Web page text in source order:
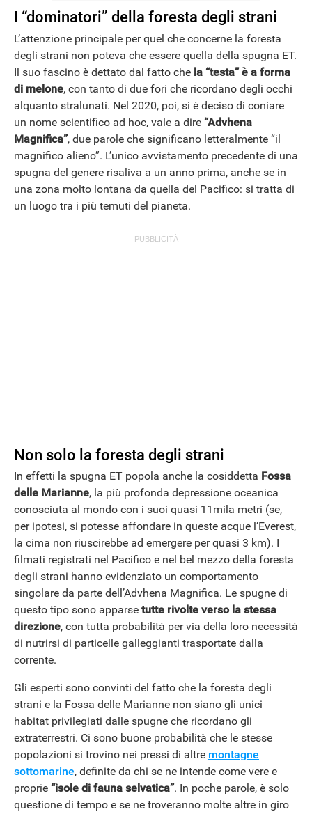
I “dominatori” della foresta degli strani
L’attenzione principale per quel che concerne la foresta
degli strani non poteva che essere quella della spugna ET.
Il suo fascino è dettato dal fatto che la “testa” è a forma
di melone, con tanto di due fori che ricordano degli occhi
alquanto stralunati. Nel 2020, poi, si è deciso di coniare
un nome scientifico ad hoc, vale a dire “Advhena
Magnifica”, due parole che significano letteralmente “il
magnifico alieno”. L’unico avvistamento precedente di una
spugna del genere risaliva a un anno prima, anche se in
una zona molto lontana da quella del Pacifico: si tratta di
un luogo tra i più temuti del pianeta.
Non solo la foresta degli strani
In effetti la spugna ET popola anche la cosiddetta Fossa
delle Marianne, la più profonda depressione oceanica
conosciuta al mondo con i suoi quasi 11mila metri (se,
per ipotesi, si potesse affondare in queste acque l’Everest,
la cima non riuscirebbe ad emergere per quasi 3 km). I
filmati registrati nel Pacifico e nel bel mezzo della foresta
degli strani hanno evidenziato un comportamento
singolare da parte dell’Advhena Magnifica. Le spugne di
questo tipo sono apparse tutte rivolte verso la stessa
direzione, con tutta probabilità per via della loro necessità
di nutrirsi di particelle galleggianti trasportate dalla
corrente.
Gli esperti sono convinti del fatto che la foresta degli
strani e la Fossa delle Marianne non siano gli unici
habitat privilegiati dalle spugne che ricordano gli
extraterrestri. Ci sono buone probabilità che le stesse
popolazioni si trovino nei pressi di altre montagne
sottomarine, definite da chi se ne intende come vere e
proprie “isole di fauna selvatica”. In poche parole, è solo
questione di tempo e se ne troveranno molte altre in giro